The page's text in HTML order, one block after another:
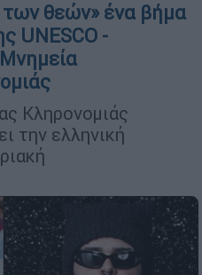
θεών» ένα βήμα
UNESCO -
Κληρονομιάς
την ελληνική